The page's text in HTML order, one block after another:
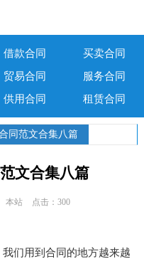
借款合同
买卖合同
贸易合同
服务合同
供用合同 租赁合同
同范文合集八篇
文合集八篇
本站 点击：300
们用到合同的地方越来越